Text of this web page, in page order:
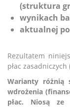
(struktura
wynikach
aktualnej
Rezultatem
płac
Warianty różnią
wdrożenia
płac. Niosą